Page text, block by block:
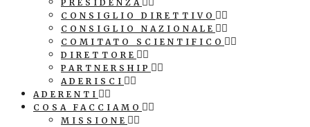
PRESIDENZA
CONSIGLIO DIRETTIVO
CONSIGLIO NAZIONALE
COMITATO SCIENTIFICO
DIRETTORE
PARTNERSHIP
ADERISCI
ADERENTI
COSA FACCIAMO
MISSIONE